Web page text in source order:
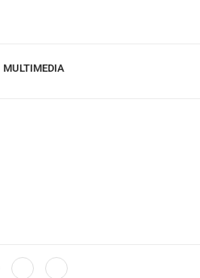
MULTIMEDIA